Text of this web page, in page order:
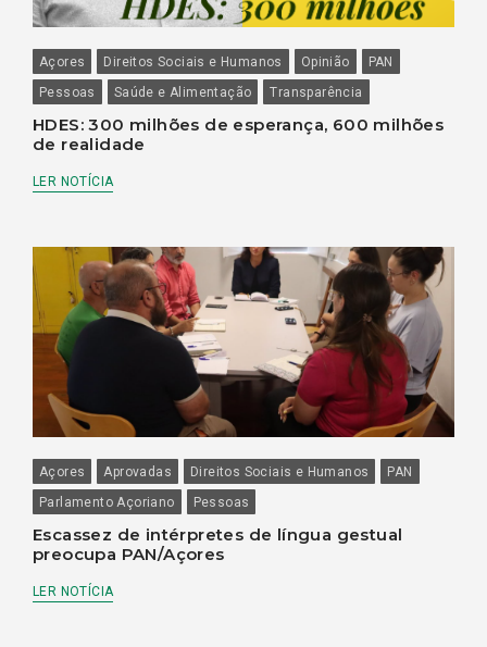
Açores Direitos Sociais e Humanos Opinião
PAN
Pessoas
Saúde e Alimentação Transparência
HDES: 300 milhões de esperança, 600 milhões
de realidade
LER NOTÍCIA
Açores Aprovadas Direitos Sociais e Humanos
PAN
Parlamento Açoriano
Pessoas
Escassez de intérpretes de língua gestual
preocupa PAN/Açores
LER NOTÍCIA